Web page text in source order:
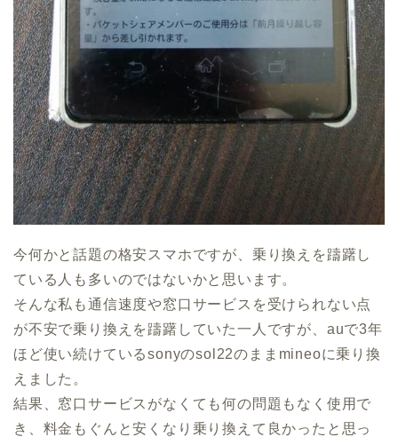
今何かと話題の格安スマホですが、乗り換えを躊躇し
ている人も多いのではないかと思います。
そんな私も通信速度や窓口サービスを受けられない点
が不安で乗り換えを躊躇していた一人ですが、auで3年
ほど使い続けているsonyのsol22のままmineoに乗り換
えました。
結果、窓口サービスがなくても何の問題もなく使用で
き、料金もぐんと安くなり乗り換えて良かったと思っ